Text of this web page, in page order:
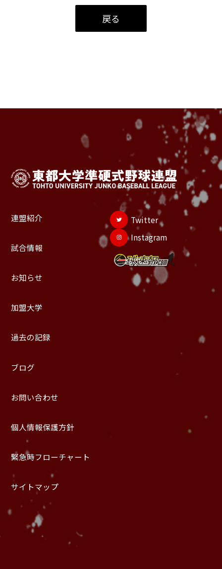
戻る
連盟紹介
試合情報
お知らせ
加盟大学
過去の記録
ブログ
お問い合わせ
個人情報保護方針
緊急時フローチャート
サイトマップ
Twitter
Instagram